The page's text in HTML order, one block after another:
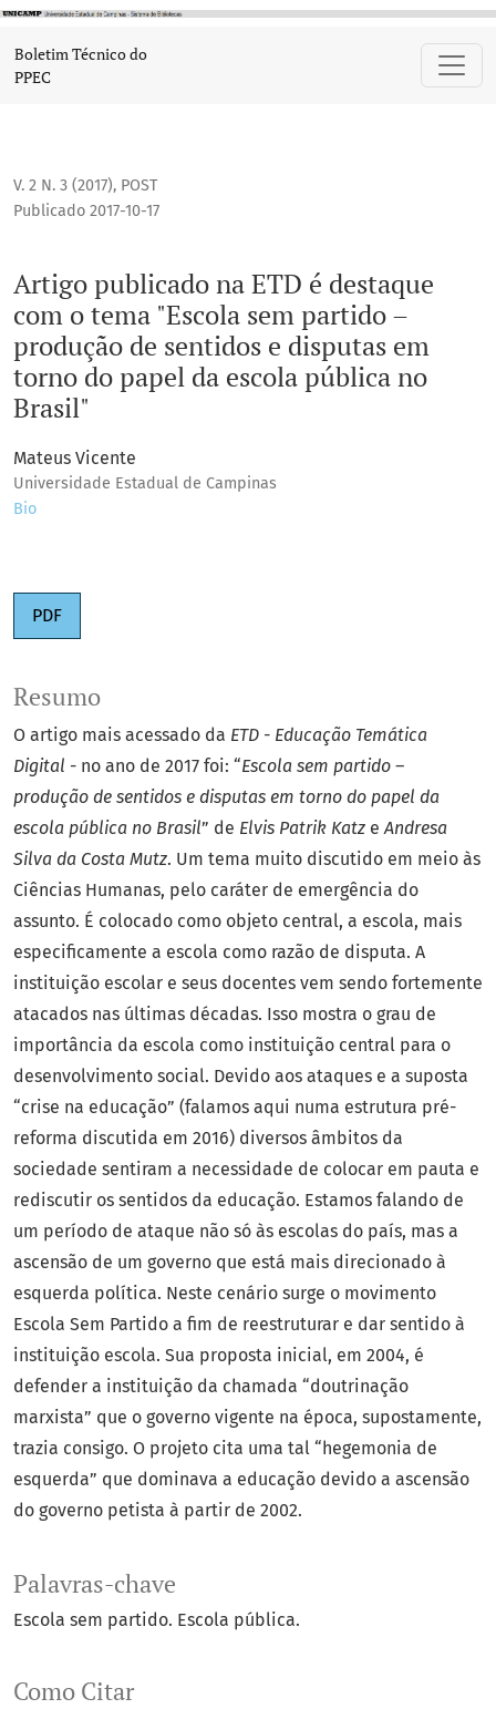
Artigo publicado na ETD é destaque com o tema "Escola
Boletim Técnico do
PPEC
V. 2 N. 3 (2017), POST
Artigo publicado na ETD é destaque
com o tema "Escola sem partido –
produção de sentidos e disputas em
torno do papel da escola pública no
Brasil"
Publicado 2017-10-17
Mateus Vicente
Universidade Estadual de Campinas
Bio
PDF
Palavras-chave
Escola sem partido. Escola pública.
Como Citar
Resumo
O artigo mais acessado da ETD - Educação Temática
Digital - no ano de 2017 foi: “Escola sem partido –
produção de sentidos e disputas em torno do papel da
escola pública no Brasil” de Elvis Patrik Katz eAndresa
Silva da Costa Mutz. Um tema muito discutido em meio às
Ciências Humanas, pelo caráter de emergência do
assunto. É colocado como objeto central, a escola, mais
especificamente a escola como razão de disputa. A
instituição escolar e seus docentes vem sendo fortemente
atacados nas últimas décadas. Isso mostra o grau de
importância da escola como instituição central para o
desenvolvimento social. Devido aos ataques e a suposta
“crise na educação” (falamos aqui numa estrutura pré-
reforma discutida em 2016) diversos âmbitos da
sociedade sentiram a necessidade de colocar em pauta e
rediscutir os sentidos da educação. Estamos falando de
um período de ataque não só às escolas do país, mas a
ascensão de um governo que está mais direcionado à
esquerda política. Neste cenário surge o movimento
Escola Sem Partido a fim de reestruturar e dar sentido à
instituição escola. Sua proposta inicial, em 2004, é
defender a instituição da chamada “doutrinação
marxista” que o governo vigente na época, supostamente,
trazia consigo. O projeto cita uma tal “hegemonia de
esquerda” que dominava a educação devido a ascensão
do governo petista à partir de 2002.